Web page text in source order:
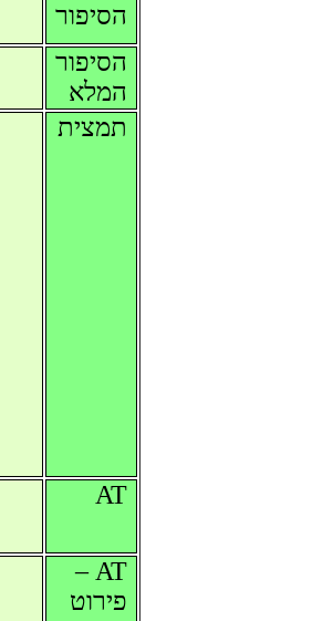
הסיפור
הסיפור
המלא
תמצית
AT
AT –
פירוט